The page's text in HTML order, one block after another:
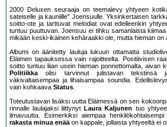
2000 Deluxen seuraaja on teemalevy yhtyeen
sateiselle ja kauniille" Joensuulle. Yksinkertaisen
soitto-ote ja tarttuvat melodiat ovat edelleenkin
tuntuu puuttuvan. Joensuu ei tihku samanlaista
mikään keski-ikäinen kehäraakki ole, mutta hieman on
Albumi on äänitetty lauluja lukuun ottamatta
Eläimen tapauksessa vain rajoitteelta. Positiivisen
soitto tuntuu liian usein hieman ponnettomalta, aivan
Politiikkaolisi tarvinnut julistavan tekstinsä
väkivaltaisempaa ja lihaisampaa soundia.
vain kohkaava Status.
Toteutustavan lisäksi uutta Eläimessä on sen
rinnalle laulajaksi liittynyt Laura Kaljunen tuo
ilmavuutta. Esimerkiksi aiempaa
rakasta minua enääon kappale, jollaista yhtyeeltä ei